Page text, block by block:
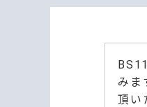
みま
頂い